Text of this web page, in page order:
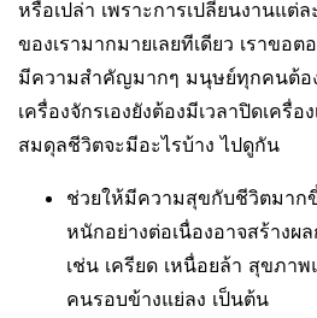
หรือเปล่า เพราะการเปลี่ยนงานแต่
ของเรามากมายเลยทีเดียว เราขอ
มีความสำคัญมากๆ มนุษย์ทุกคนต้อ
เครื่องจักรเองยังต้องมีเวลาปิดเครื่
สมดุลชีวิตจะมีอะไรบ้าง ไปดูกัน
ช่วยให้มีความสุขกับชีวิตมาก
หนักอย่างต่อเนื่องอาจสร้างผ
เช่น เครียด เหนื่อยล้า สุขภา
คนรอบข้างแย่ลง เป็นต้น